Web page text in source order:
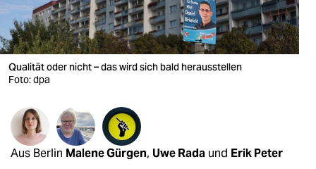
wahrheit
verlag
verlag
veranstaltungen
shop
Qualität oder nicht – das wird sich bald herausstellen
Foto: dpa
Aus Berlin Malene Gürgen, Uwe Rada und Erik Peter